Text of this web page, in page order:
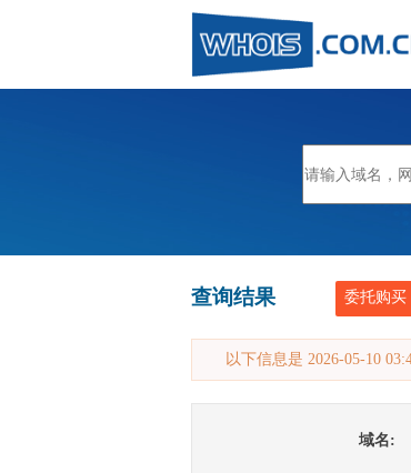
查询结果 委托购买
以下信息是 2026-05-10
域名: